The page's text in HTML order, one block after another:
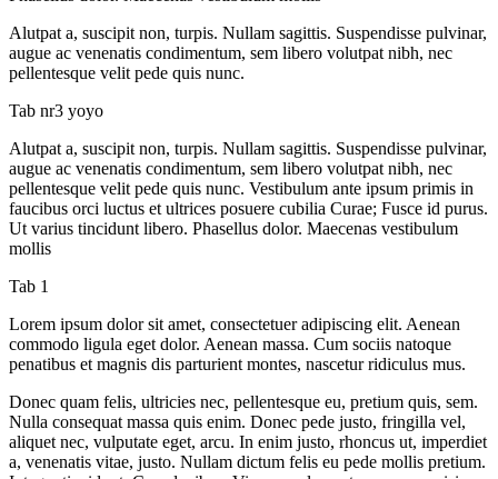
Alutpat a, suscipit non, turpis. Nullam sagittis. Suspendisse pulvinar,
augue ac venenatis condimentum, sem libero volutpat nibh, nec
pellentesque velit pede quis nunc.
Tab nr3 yoyo
Alutpat a, suscipit non, turpis. Nullam sagittis. Suspendisse pulvinar,
augue ac venenatis condimentum, sem libero volutpat nibh, nec
pellentesque velit pede quis nunc. Vestibulum ante ipsum primis in
faucibus orci luctus et ultrices posuere cubilia Curae; Fusce id purus.
Ut varius tincidunt libero. Phasellus dolor. Maecenas vestibulum
mollis
Tab 1
Lorem ipsum dolor sit amet, consectetuer adipiscing elit. Aenean
commodo ligula eget dolor. Aenean massa. Cum sociis natoque
penatibus et magnis dis parturient montes, nascetur ridiculus mus.
Donec quam felis, ultricies nec, pellentesque eu, pretium quis, sem.
Nulla consequat massa quis enim. Donec pede justo, fringilla vel,
aliquet nec, vulputate eget, arcu. In enim justo, rhoncus ut, imperdiet
a, venenatis vitae, justo. Nullam dictum felis eu pede mollis pretium.